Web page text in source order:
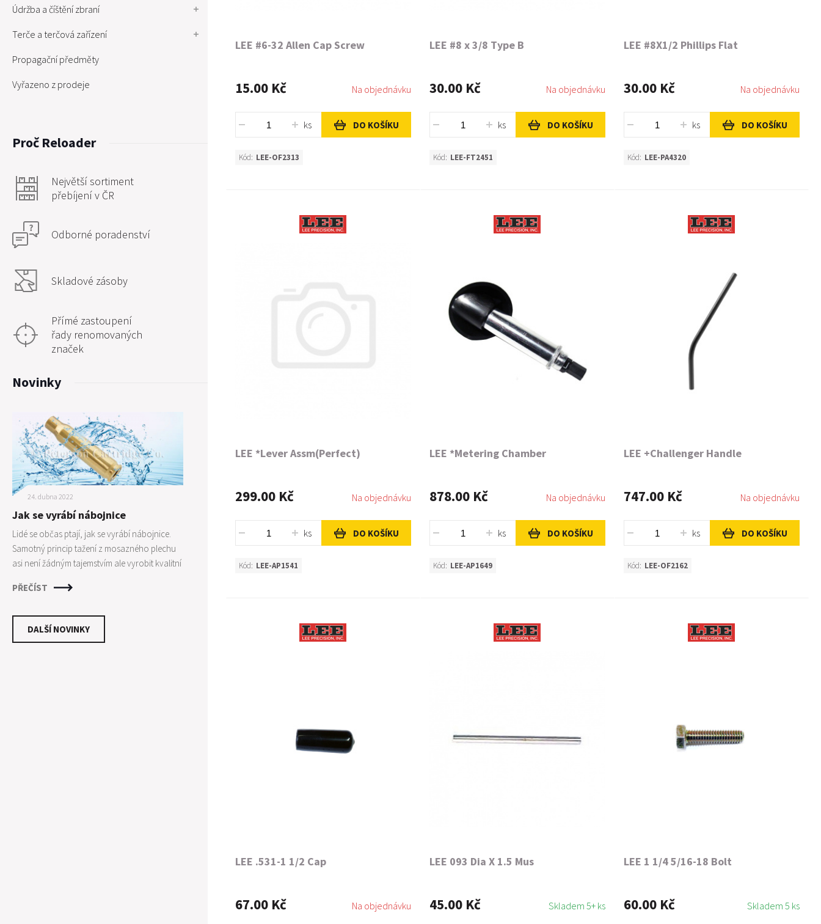
Údržba a číštění zbraní
Terče a terčová zařízení
Propagační předměty
Vyřazeno z prodeje
Proč Reloader
Největší sortiment
přebíjení v ČR
Odborné poradenství
Skladové zásoby
Přímé zastoupení
řady renomovaných
značek
Novinky
24. dubna 2022
Jak se vyrábí nábojnice
Lidé se občas ptají, jak se vyrábí nábojnice.
Samotný princip tažení z mosazného plechu
asi není žádným tajemstvím ale vyrobit kvalitní
mohlo zdát. Je zapotřebí mnoha kroků a
vytvoření kvalitní nábojnice, která poskytne
střelci maximální konzistenci. Pro osvětlení
PŘEČÍST
DALŠÍ NOVINKY
LEE #6-32 Allen Cap Screw
15.00 Kč Na objednávku
ks DO KOŠÍKU
Kód: LEE-OF2313
LEE #8 x 3/8 Type B
30.00 Kč Na objednávku
ks DO KOŠÍKU
Kód: LEE-FT2451
LEE #8X1/2 Phillips Flat
30.00 Kč Na objednávku
ks DO KOŠÍKU
Kód: LEE-PA4320
LEE *Lever Assm(Perfect)
299.00 Kč Na objednávku
ks DO KOŠÍKU
Kód: LEE-AP1541
LEE *Metering Chamber
878.00 Kč Na objednávku
ks DO KOŠÍKU
Kód: LEE-AP1649
LEE +Challenger Handle
747.00 Kč Na objednávku
ks DO KOŠÍKU
Kód: LEE-OF2162
LEE .531-1 1/2 Cap
67.00 Kč Na objednávku
LEE 093 Dia X 1.5 Mus
45.00 Kč Skladem 5+ ks
LEE 1 1/4 5/16-18 Bolt
60.00 Kč Skladem 5 ks